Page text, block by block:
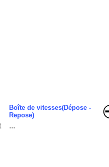
Boîte de vitesses(Dépose -
Repose)
...